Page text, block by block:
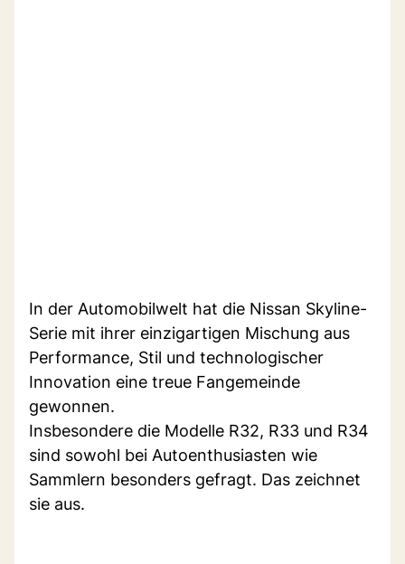
In der Automobilwelt hat die Nissan Skyline-
Serie mit ihrer einzigartigen Mischung aus
Performance, Stil und technologischer
Innovation eine treue Fangemeinde
gewonnen.
Insbesondere die Modelle R32, R33 und R34
sind sowohl bei Autoenthusiasten wie
Sammlern besonders gefragt. Das zeichnet
sie aus.